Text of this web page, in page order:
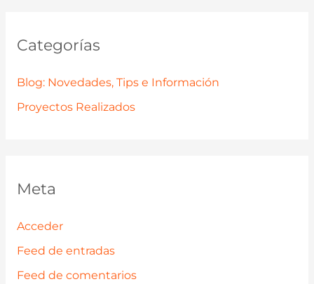
Categorías
Blog: Novedades, Tips e Información
Proyectos Realizados
Meta
Acceder
Feed de entradas
Feed de comentarios